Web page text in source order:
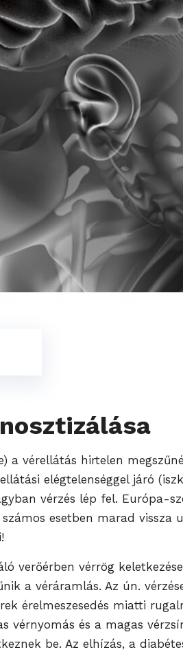
a vérellátás hirtelen
elégtelenséggel járó
vérzés lép fel. Európa-
esetben marad vissza
verőérben vérrög
a véráramlás. Az ún.
érelmeszesedés miatti
és a magas
be. Az elhízás, a